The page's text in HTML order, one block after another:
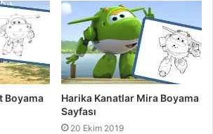
Boyama
Harika Kanatlar Mira Boyama
Sayfası
20 Ekim 2019